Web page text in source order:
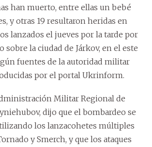
han muerto, entre ellas un bebé
y otras 19 resultaron heridas en
lanzados el jueves por la tarde por
sobre la ciudad de Járkov, en el este
fuentes de la autoridad militar
por el portal Ukrinform.
Militar Regional de
dijo que el bombardeo se
los lanzacohetes múltiples
y Smerch, y que los ataques